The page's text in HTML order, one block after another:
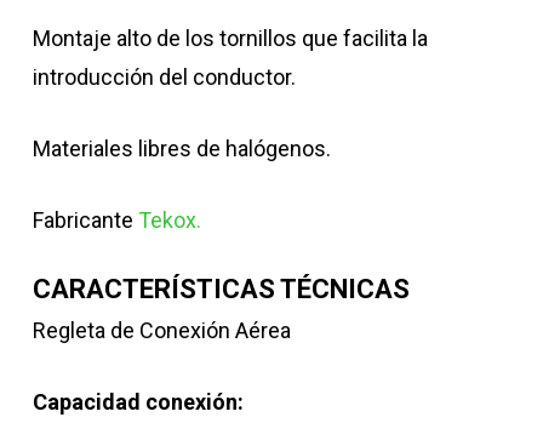
Montaje alto de los tornillos que facilita la
introducción del conductor.
Materiales libres de halógenos.
Fabricante Tekox.
CARACTERÍSTICAS TÉCNICAS
Regleta de Conexión Aérea
Capacidad conexión: